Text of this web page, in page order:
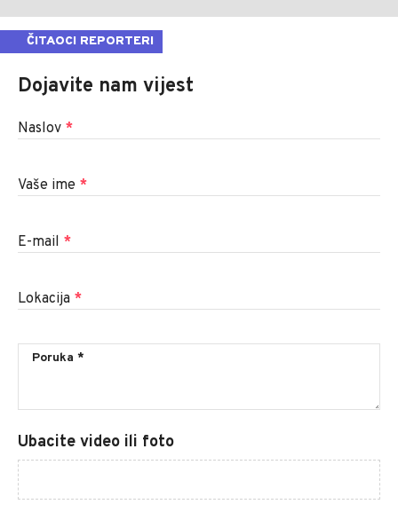
ČITAOCI REPORTERI
Dojavite nam vijest
Naslov *
Vaše ime *
E-mail *
Lokacija *
Ubacite video ili foto